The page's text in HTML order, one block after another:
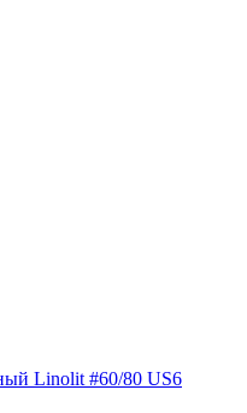
Linolit #60/80 US6